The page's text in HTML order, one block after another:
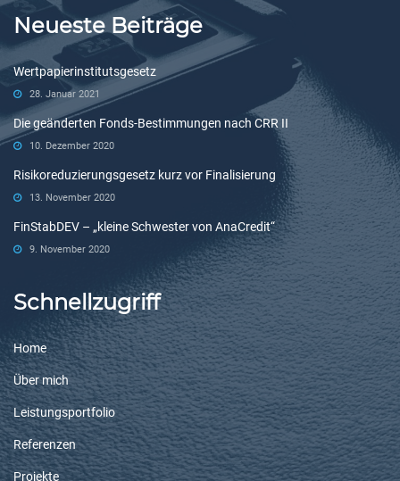
Neueste Beiträge
Wertpapierinstitutsgesetz
28. Januar 2021
Die geänderten Fonds-Bestimmungen nach CRR II
10. Dezember 2020
Risikoreduzierungsgesetz kurz vor Finalisierung
13. November 2020
FinStabDEV – „kleine Schwester von AnaCredit“
9. November 2020
Schnellzugriff
Home
Über mich
Leistungsportfolio
Referenzen
Projekte